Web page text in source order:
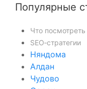
Популярные
Что
SEO‑стратегии
Няндома
Алдан
Чудово